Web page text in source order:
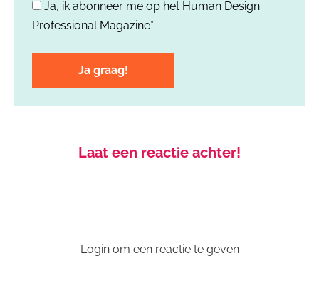
Ja, ik abonneer me op het Human Design
Professional Magazine*
Laat een reactie achter!
Login om een reactie te geven